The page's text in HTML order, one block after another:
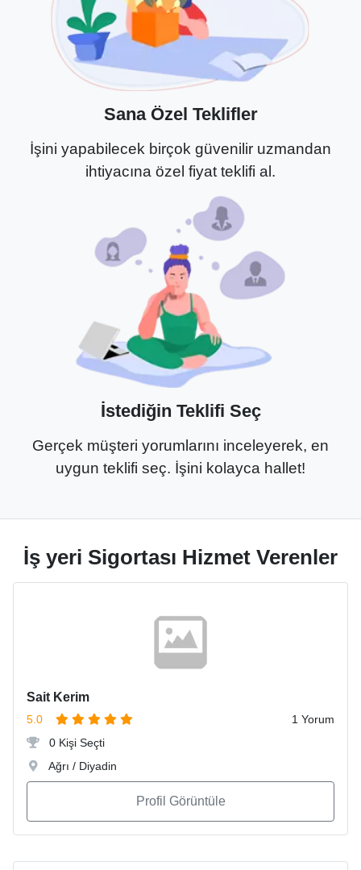
Sana Özel Teklifler
İşini yapabilecek birçok güvenilir uzmandan
ihtiyacına özel fiyat teklifi al.
İstediğin Teklifi Seç
Gerçek müşteri yorumlarını inceleyerek, en
uygun teklifi seç. İşini kolayca hallet!
İş yeri Sigortası Hizmet Verenler
Sait Kerim
5.0
1 Yorum
0 Kişi Seçti
Ağrı / Diyadin
Profil Görüntüle